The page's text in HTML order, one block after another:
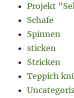
Projekt
Schafe
Spinnen
sticken
Stricken
Teppich